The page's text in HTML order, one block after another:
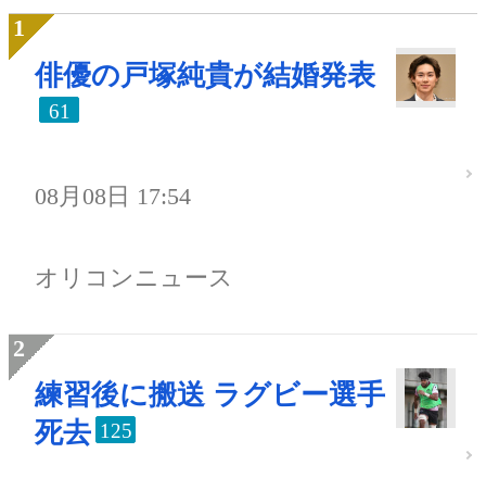
俳優の戸塚純貴が結婚発表
61
08月08日 17:54
オリコンニュース
練習後に搬送 ラグビー選手
死去 125